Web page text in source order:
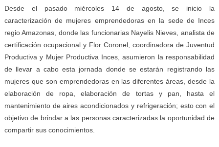
Desde el pasado miércoles 14 de agosto, se inicio la
caracterización de mujeres emprendedoras en la sede de Inces
regio Amazonas, donde las funcionarias Nayelis Nieves, analista de
certificación ocupacional y Flor Coronel, coordinadora de Juventud
Productiva y Mujer Productiva Inces, asumieron la responsabilidad
de llevar a cabo esta jornada donde se estarán registrando las
mujeres que son emprendedoras en las diferentes áreas, desde la
elaboración de ropa, elaboración de tortas y pan, hasta el
mantenimiento de aires acondicionados y refrigeración; esto con el
objetivo de brindar a las personas caracterizadas la oportunidad de
compartir sus conocimientos.